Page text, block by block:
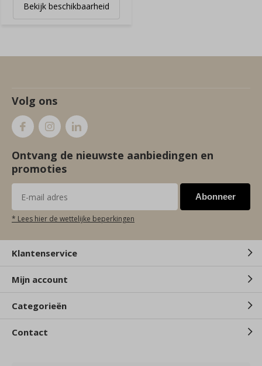
Bekijk beschikbaarheid
Volg ons
Ontvang de nieuwste aanbiedingen en
promoties
Abonneer
* Lees hier de wettelijke beperkingen
Klantenservice
Mijn account
Categorieën
Contact